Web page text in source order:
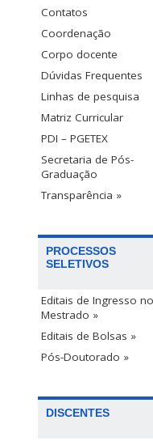
Contatos
Coordenação
Corpo docente
Dúvidas Frequentes
Linhas de pesquisa
Matriz Curricular
PDI – PGETEX
Secretaria de Pós-
Graduação
Transparência »
PROCESSOS
SELETIVOS
Editais de Ingresso no
Mestrado »
Editais de Bolsas »
Pós-Doutorado »
DISCENTES